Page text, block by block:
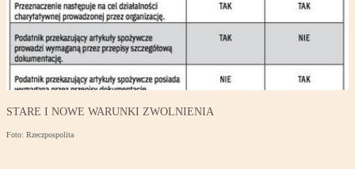
STARE I NOWE WARUNKI ZWOLNIENIA
Foto: Rzeczpospolita